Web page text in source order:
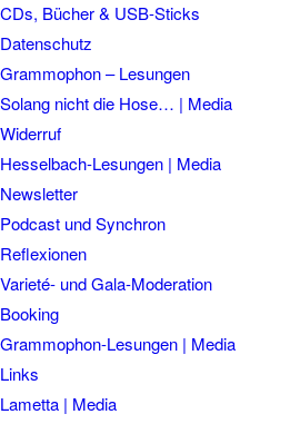
CDs, Bücher & USB-Sticks
Datenschutz
Grammophon – Lesungen
Solang nicht die Hose… | Media
Widerruf
Hesselbach-Lesungen | Media
Newsletter
Podcast und Synchron
Reflexionen
Varieté- und Gala-Moderation
Booking
Grammophon-Lesungen | Media
Links
Lametta | Media